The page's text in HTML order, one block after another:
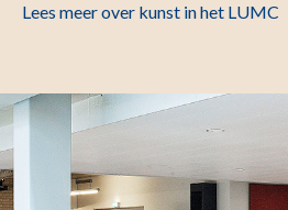
Lees meer over kunst in het LUMC